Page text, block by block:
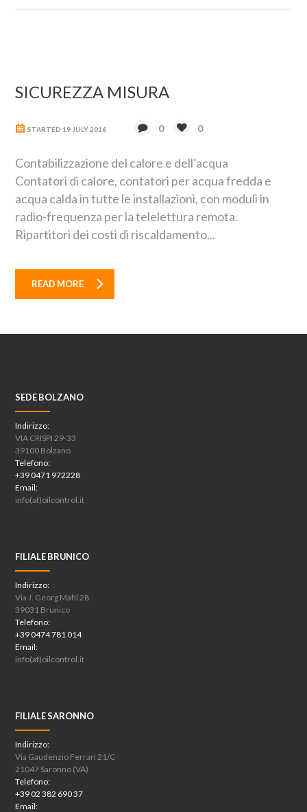
SICUREZZA MISURA
STARTED 19 JULY 2016 0 0
Contabilizzazione del calore e dell’acqua
Contatori di calore, contatori per acqua fredda e
acqua calda in tutte le installazioni, con moduli in
radio-frequenza per la telelettura remota.
Ripartitori dei costi di riscaldamento...
READ MORE
SEDE BOLZANO
Indirizzo:
VIA CRISPI 29-33
39100 Bolzano
Telefono:
+39 0471 972228
Email:
info(at)oilcontrol.it
FILIALE BRUNICO
Indirizzo:
Via J. Georg Mahl 28
39031 Brunico
Telefono:
+39 0474 781 014
Email:
info(at)oilcontrol.it
FILIALE SARONNO
Indirizzo:
Via Gaudenzio Ferrari 21/C
21047 Saronno (VA)
Telefono:
+39 02 382 690 37
Email: